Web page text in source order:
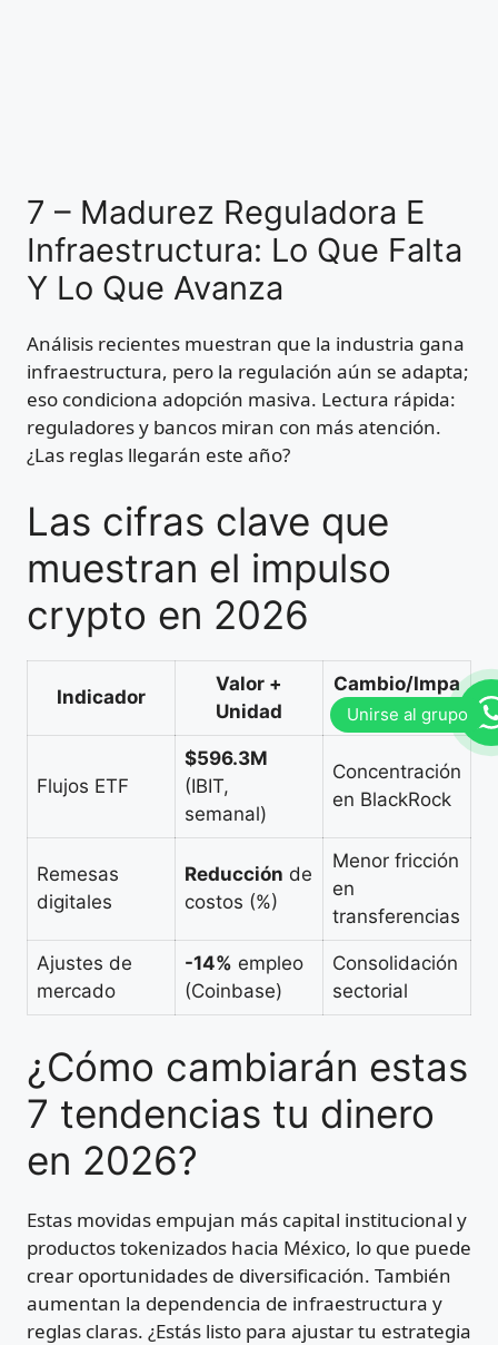
7 – Madurez Reguladora E
Infraestructura: Lo Que Falta
Y Lo Que Avanza
Análisis recientes muestran que la industria gana
infraestructura, pero la regulación aún se adapta;
eso condiciona adopción masiva. Lectura rápida:
reguladores y bancos miran con más atención.
¿Las reglas llegarán este año?
Las cifras clave que
muestran el impulso
crypto en 2026
Indicador
Valor +
Unidad
Cambio/Impa
cto
Flujos ETF
$596.3M
(IBIT,
semanal)
Concentración
en BlackRock
Remesas
digitales
Reducción de
costos (%)
Menor fricción
en
transferencias
Ajustes de
mercado
-14% empleo
(Coinbase)
Consolidación
sectorial
¿Cómo cambiarán estas
7 tendencias tu dinero
en 2026?
Estas movidas empujan más capital institucional y
productos tokenizados hacia México, lo que puede
crear oportunidades de diversificación. También
aumentan la dependencia de infraestructura y
reglas claras. ¿Estás listo para ajustar tu estrategia